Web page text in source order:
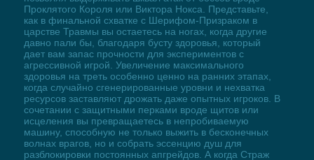
Проклятого Короля или Виктора Нокса. Представьте,
как в финальной схватке с Шерифом-Призраком в
царстве Травмы вы остаетесь на ногах, когда другие
давно пали бы, благодаря бусту здоровья, который
дает вам запас прочности для экспериментов с
агрессивной игрой. Увеличение максимального
здоровья на треть особенно ценно на ранних этапах,
когда случайно сгенерированные уровни и нехватка
ресурсов заставляют дрожать даже опытных игроков. В
сочетании с защитными перками вроде щитов или
исцеления вы превращаетесь в непробиваемую
машину, способную не только выжить в бесконечных
волнах врагов, но и собрать эссенцию душ для
разблокировки постоянных апгрейдов. А когда Страж